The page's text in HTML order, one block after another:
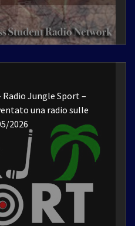
Jungle Sport –
una radio sulle
2026